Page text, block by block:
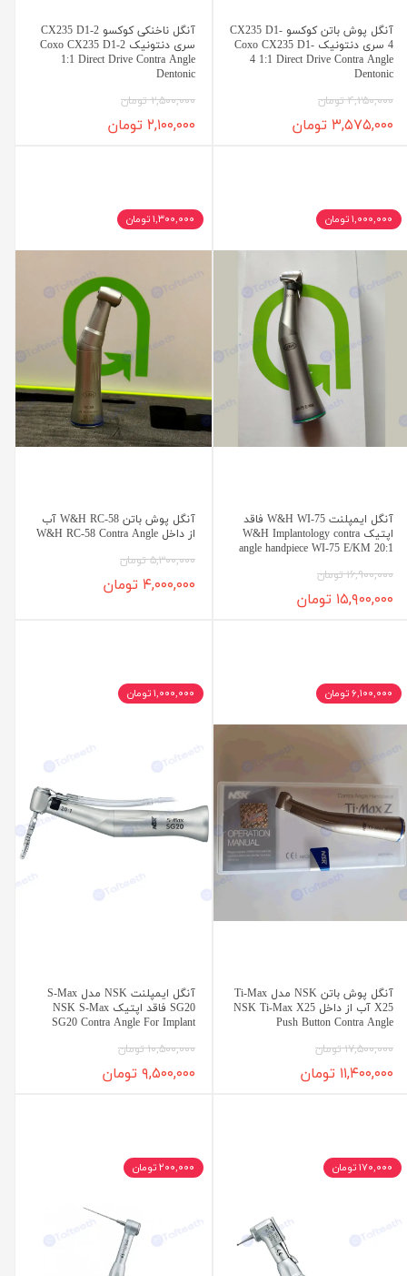
آنگل پوش باتن کوکسو CX235 D1-
4 سری دنتونیک Coxo CX235 D1-
4 1:1 Direct Drive Contra Angle
Dentonic
۴,۲۵۰,۰۰۰ تومان
۳,۵۷۵,۰۰۰ تومان
آنگل ناخنکی کوکسو CX235 D1-2
سری دنتونیک Coxo CX235 D1-2
1:1 Direct Drive Contra Angle
Dentonic
۲,۵۰۰,۰۰۰ تومان
۲,۱۰۰,۰۰۰ تومان
آنگل ایمپلنت W&H WI-75 فاقد
اپتیک W&H Implantology contra
angle handpiece WI-75 E/KM 20:1
۱۶,۹۰۰,۰۰۰ تومان
۱۵,۹۰۰,۰۰۰ تومان
۱,۰۰۰,۰۰۰ تومان
آنگل پوش باتن W&H RC-58 آب
از داخل W&H RC-58 Contra Angle
۵,۳۰۰,۰۰۰ تومان
۴,۰۰۰,۰۰۰ تومان
۱,۳۰۰,۰۰۰ تومان
آنگل پوش باتن NSK مدل Ti-Max
X25 آب از داخل NSK Ti-Max X25
Push Button Contra Angle
۱۷,۵۰۰,۰۰۰ تومان
۱۱,۴۰۰,۰۰۰ تومان
۶,۱۰۰,۰۰۰ تومان
آنگل ایمپلنت NSK مدل S-Max
SG20 فاقد اپتیک NSK S-Max
SG20 Contra Angle For Implant
۱۰,۵۰۰,۰۰۰ تومان
۹,۵۰۰,۰۰۰ تومان
۱,۰۰۰,۰۰۰ تومان
۱۷۰,۰۰۰ تومان ۲۰۰,۰۰۰ تومان